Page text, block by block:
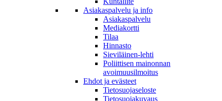
Asiakaspalvelu ja info
Asiakaspalvelu
Mediakortti
Tilaa
Hinnasto
Sieviläinen-lehti
Poliittisen mainonnan
avoimuusilmoitus
Ehdot ja evästeet
Tietosuojaseloste
Tietosuojakuvaus